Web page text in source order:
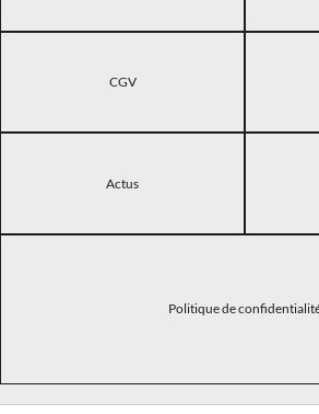
CGV
Actus
Politique de